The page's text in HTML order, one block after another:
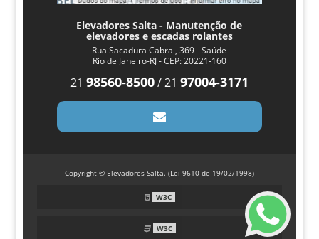
Elevadores Salta - Manutenção de
elevadores e escadas rolantes
Rua Sacadura Cabral, 369 - Saúde
Rio de Janeiro-RJ - CEP: 20221-160
21 98560-8500/21 97004-3171
Copyright © Elevadores Salta. (Lei 9610 de 19/02/1998)
W3C
W3C